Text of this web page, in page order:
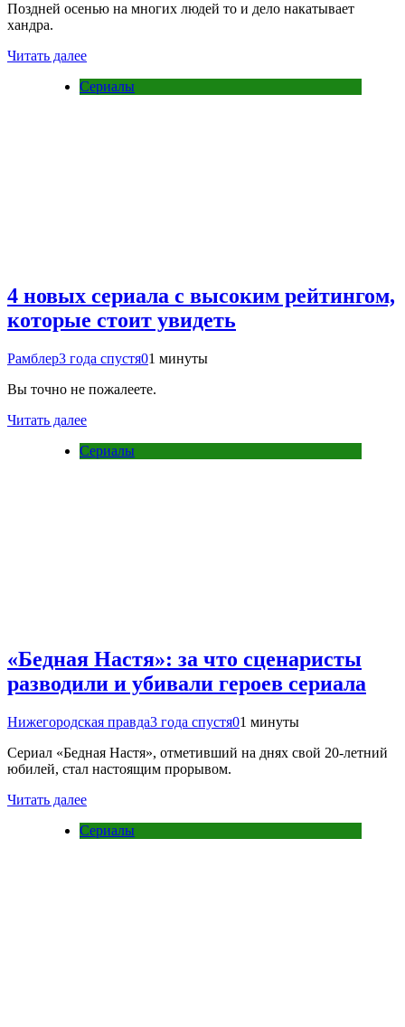
Поздней осенью на многих людей то и дело накатывает
хандра.
Читать далее
Сериалы
4 новых сериала с высоким рейтингом,
которые стоит увидеть
Рамблер3 года спустя01 минуты
Вы точно не пожалеете.
Читать далее
Сериалы
«Бедная Настя»: за что сценаристы
разводили и убивали героев сериала
Нижегородская правда3 года спустя01 минуты
Сериал «Бедная Настя», отметивший на днях свой 20-летний
юбилей, стал настоящим прорывом.
Читать далее
Сериалы